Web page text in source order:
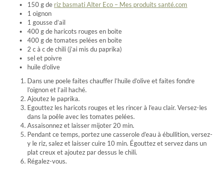
150 g de riz basmati Alter Eco – Mes produits santé.com
1 oignon
1 gousse d’ail
400 g de haricots rouges en boite
400 g de tomates pelées en boite
2 c à c de chili (j’ai mis du paprika)
sel et poivre
huile d’olive
Dans une poele faites chauffer l’huile d’olive et faites fondre
l’oignon et l’ail haché.
Ajoutez le paprika.
Egouttez les haricots rouges et les rincer à l’eau clair. Versez-les
dans la poêle avec les tomates pelées.
Assaisonnez et laisser mijoter 20 min.
Pendant ce temps, portez une casserole d’eau à ébullition, versez-
y le riz, salez et laisser cuire 10 min. Égouttez et servez dans un
plat creux et ajoutez par dessus le chili.
Régalez-vous.